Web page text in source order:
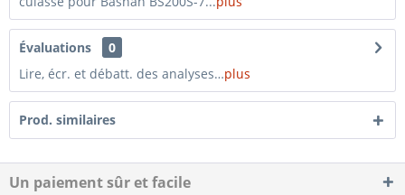
Évaluations
0
Lire, écr. et débatt. des analyses…plus
Prod. similaires
Un paiement sûr et facile